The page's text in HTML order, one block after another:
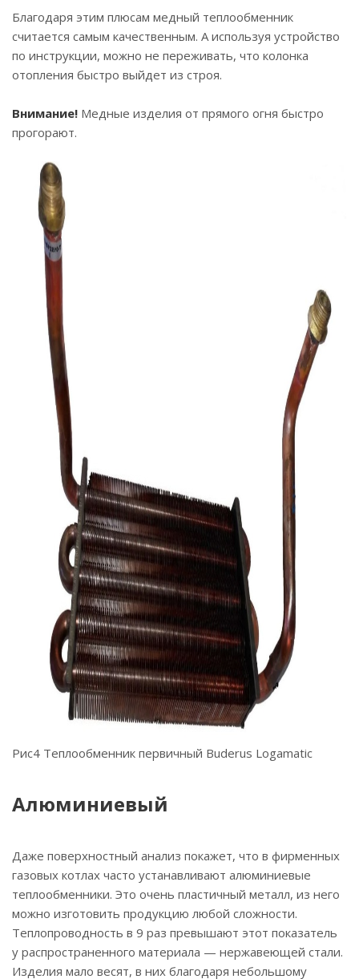
Благодаря этим плюсам медный теплообменник
считается самым качественным. А используя устройство
по инструкции, можно не переживать, что колонка
отопления быстро выйдет из строя.
Внимание! Медные изделия от прямого огня быстро
прогорают.
Рис4 Теплообменник первичный Buderus Logamatic
Алюминиевый
Даже поверхностный анализ покажет, что в фирменных
газовых котлах часто устанавливают алюминиевые
теплообменники. Это очень пластичный металл, из него
можно изготовить продукцию любой сложности.
Теплопроводность в 9 раз превышают этот показатель
у распространенного материала — нержавеющей стали.
Изделия мало весят, в них благодаря небольшому